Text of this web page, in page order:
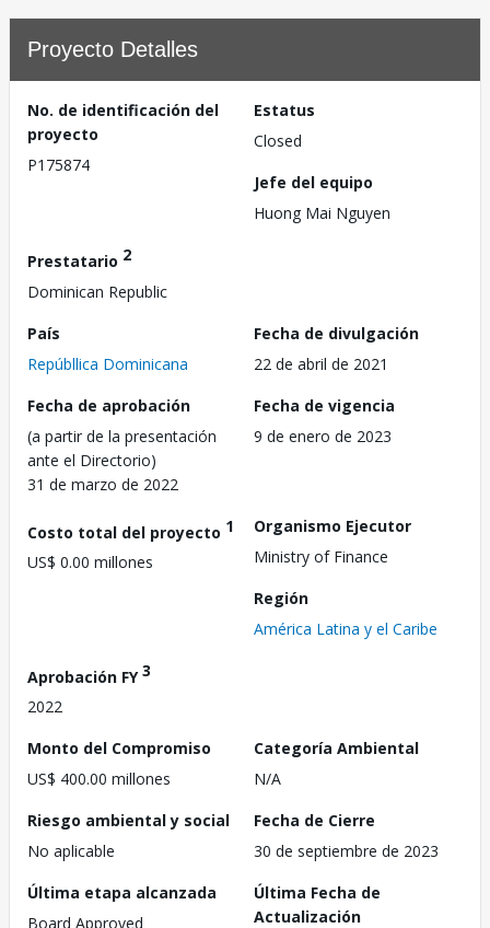
Proyecto Detalles
No. de identificación del
proyecto
P175874
Estatus
Closed
Jefe del equipo
Huong Mai Nguyen
Prestatario 2
Dominican Republic
País
Repúbllica Dominicana
Fecha de divulgación
22 de abril de 2021
Fecha de aprobación
(a partir de la presentación
ante el Directorio)
31 de marzo de 2022
Fecha de vigencia
9 de enero de 2023
Costo total del proyecto 1
US$ 0.00 millones
Organismo Ejecutor
Ministry of Finance
Región
América Latina y el Caribe
Aprobación FY3
2022
Monto del Compromiso
US$ 400.00 millones
Categoría Ambiental
N/A
Riesgo ambiental y social
No aplicable
Fecha de Cierre
30 de septiembre de 2023
Última etapa alcanzada
Board Approved
Última Fecha de
Actualización